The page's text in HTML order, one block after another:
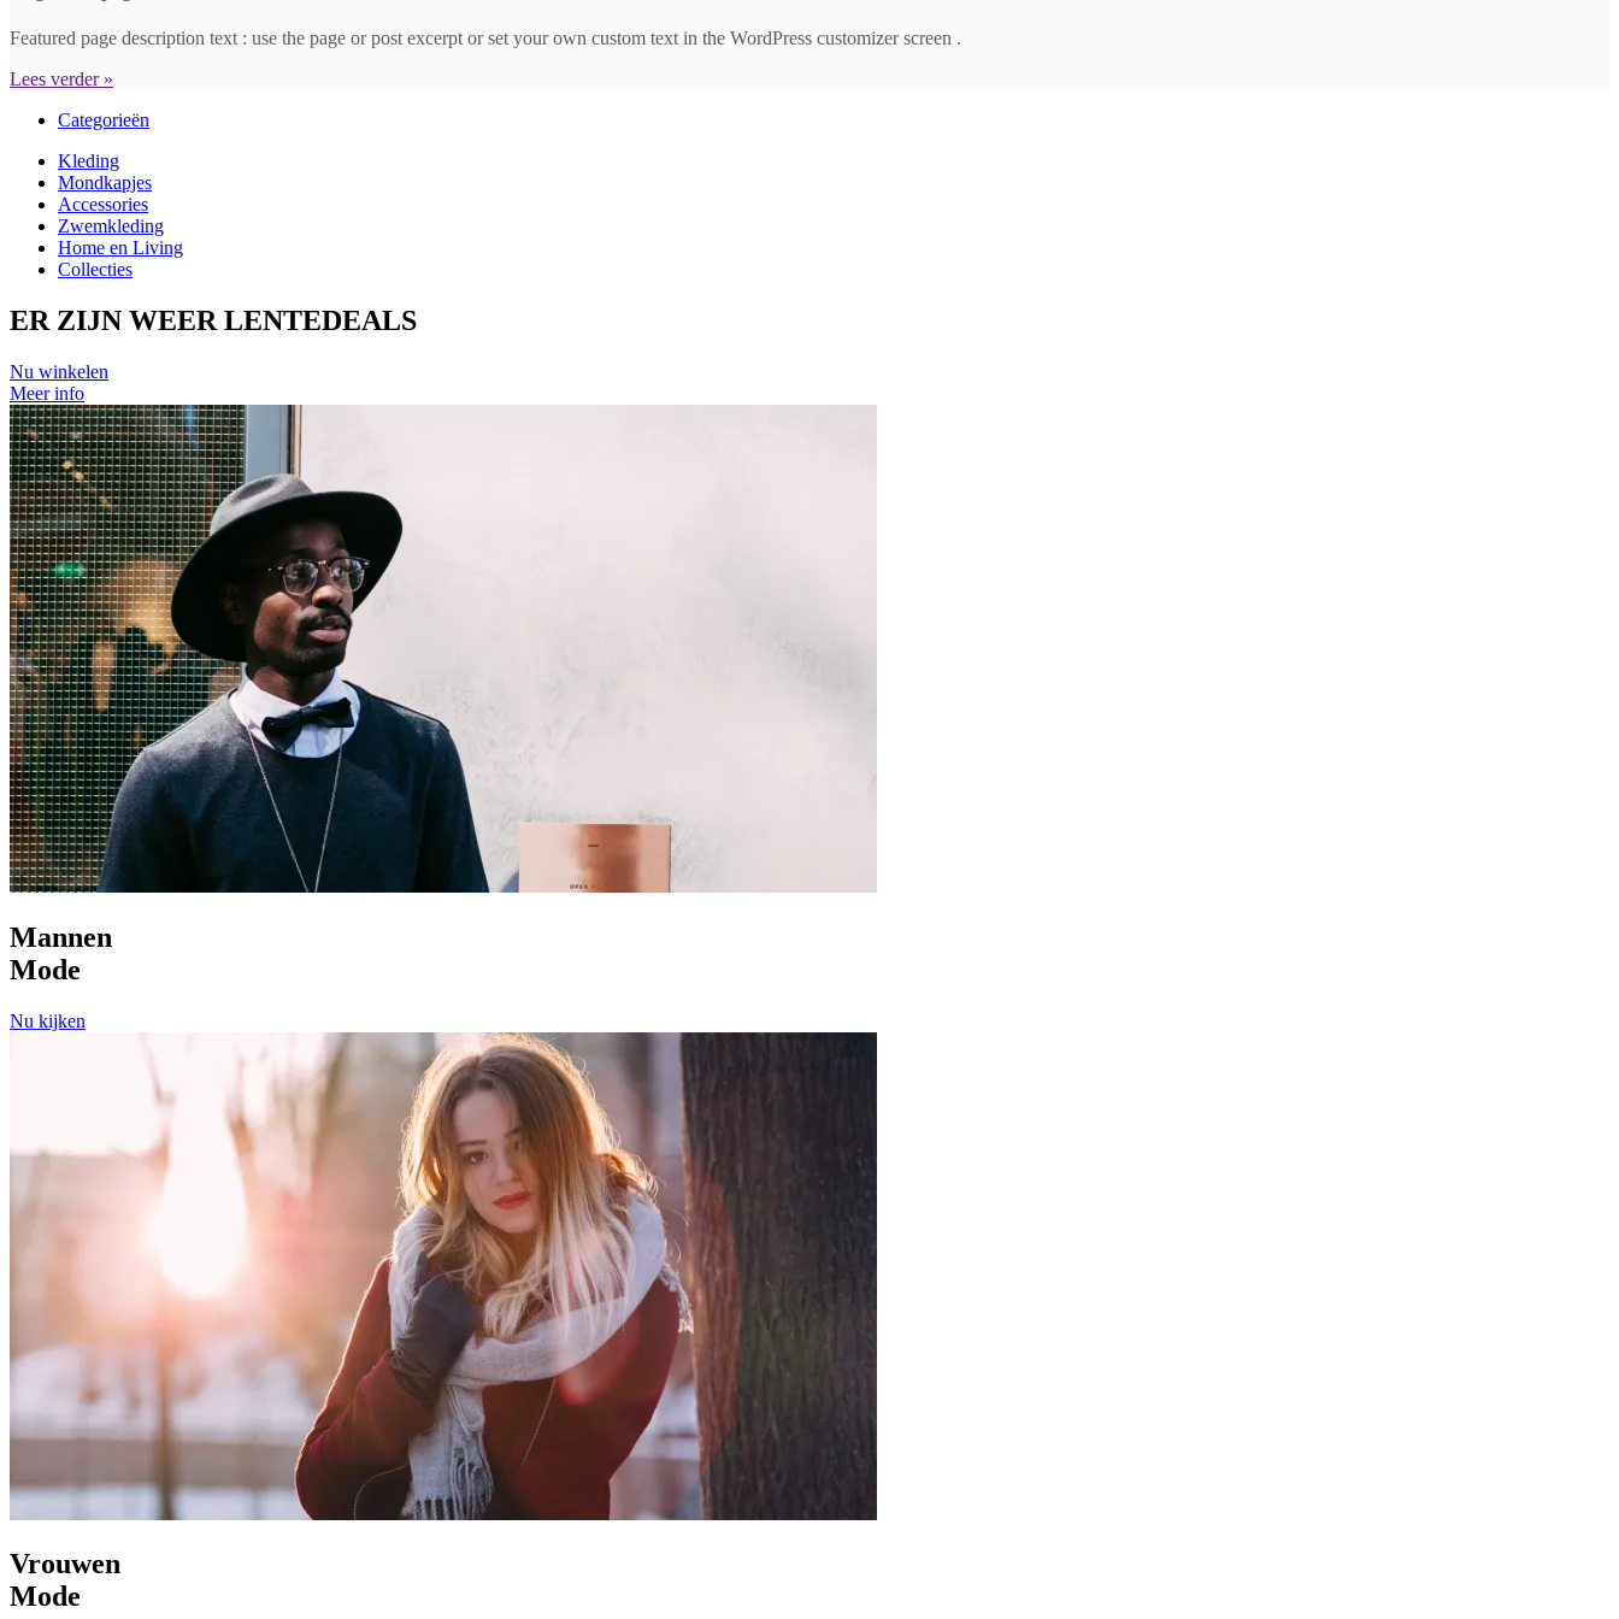
Featured page description text : use the page or post excerpt or set your own custom text in the WordPress customizer screen .
Lees verder »
Categorieën
Kleding
Mondkapjes
Accessories
Zwemkleding
Home en Living
Collecties
ER ZIJN WEER LENTEDEALS
Nu winkelen
Meer info
Mannen
Mode
Nu kijken
Vrouwen
Mode